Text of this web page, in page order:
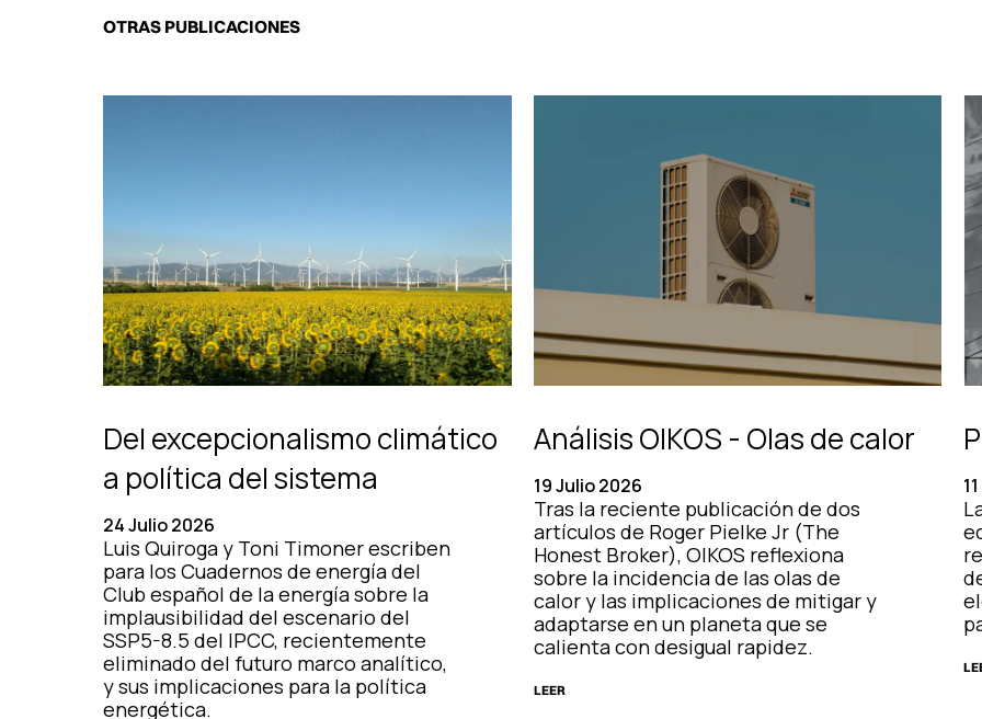
OTRAS PUBLICACIONES
Del excepcionalismo climático
a política del sistema
24 Julio 2026
Luis Quiroga y Toni Timoner escriben
para los Cuadernos de energía del
Club español de la energía sobre la
implausibilidad del escenario del
SSP5-8.5 del IPCC, recientemente
eliminado del futuro marco analítico,
y sus implicaciones para la política
energética.
Análisis OIKOS - Olas de calor
19 Julio 2026
Tras la reciente publicación de dos
artículos de Roger Pielke Jr (The
Honest Broker), OIKOS reflexiona
sobre la incidencia de las olas de
calor y las implicaciones de mitigar y
adaptarse en un planeta que se
calienta con desigual rapidez.
LEER